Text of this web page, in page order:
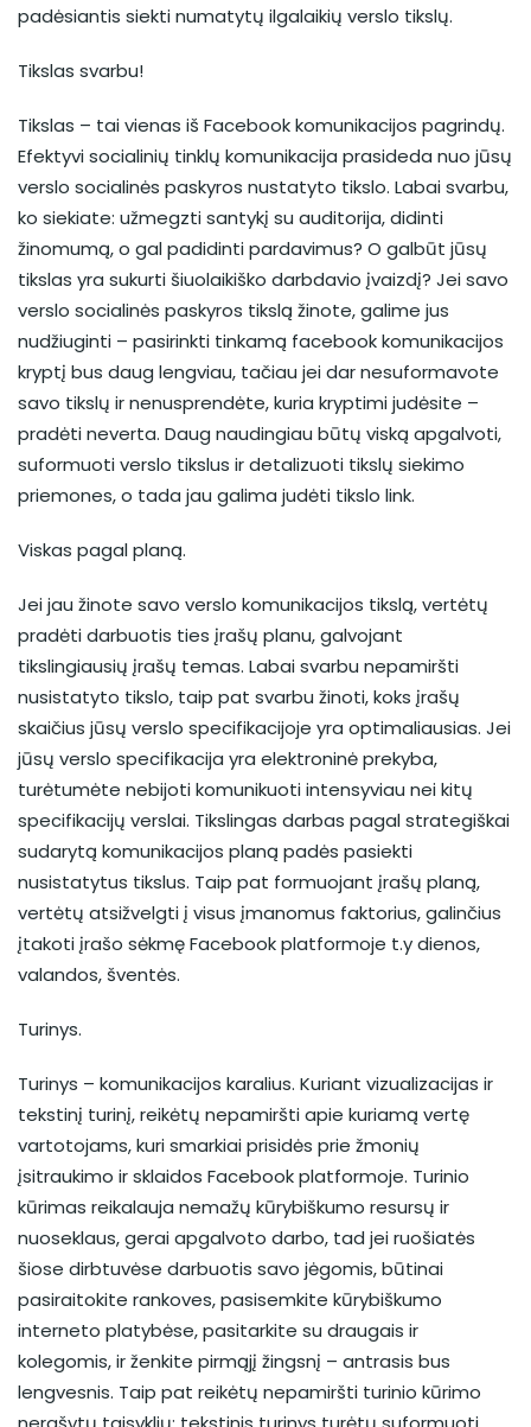
padėsiantis siekti numatytų ilgalaikių verslo tikslų.
Tikslas svarbu!
Tikslas – tai vienas iš Facebook komunikacijos pagrindų.
Efektyvi socialinių tinklų komunikacija prasideda nuo jūsų
verslo socialinės paskyros nustatyto tikslo. Labai svarbu,
ko siekiate: užmegzti santykį su auditorija, didinti
žinomumą, o gal padidinti pardavimus? O galbūt jūsų
tikslas yra sukurti šiuolaikiško darbdavio įvaizdį? Jei savo
verslo socialinės paskyros tikslą žinote, galime jus
nudžiuginti – pasirinkti tinkamą facebook komunikacijos
kryptį bus daug lengviau, tačiau jei dar nesuformavote
savo tikslų ir nenusprendėte, kuria kryptimi judėsite –
pradėti neverta. Daug naudingiau būtų viską apgalvoti,
suformuoti verslo tikslus ir detalizuoti tikslų siekimo
priemones, o tada jau galima judėti tikslo link.
Viskas pagal planą.
Jei jau žinote savo verslo komunikacijos tikslą, vertėtų
pradėti darbuotis ties įrašų planu, galvojant
tikslingiausių įrašų temas. Labai svarbu nepamiršti
nusistatyto tikslo, taip pat svarbu žinoti, koks įrašų
skaičius jūsų verslo specifikacijoje yra optimaliausias. Jei
jūsų verslo specifikacija yra elektroninė prekyba,
turėtumėte nebijoti komunikuoti intensyviau nei kitų
specifikacijų verslai. Tikslingas darbas pagal strategiškai
sudarytą komunikacijos planą padės pasiekti
nusistatytus tikslus. Taip pat formuojant įrašų planą,
vertėtų atsižvelgti į visus įmanomus faktorius, galinčius
įtakoti įrašo sėkmę Facebook platformoje t.y dienos,
valandos, šventės.
Turinys.
Turinys – komunikacijos karalius. Kuriant vizualizacijas ir
tekstinį turinį, reikėtų nepamiršti apie kuriamą vertę
vartotojams, kuri smarkiai prisidės prie žmonių
įsitraukimo ir sklaidos Facebook platformoje. Turinio
kūrimas reikalauja nemažų kūrybiškumo resursų ir
nuoseklaus, gerai apgalvoto darbo, tad jei ruošiatės
šiose dirbtuvėse darbuotis savo jėgomis, būtinai
pasiraitokite rankoves, pasisemkite kūrybiškumo
interneto platybėse, pasitarkite su draugais ir
kolegomis, ir ženkite pirmąjį žingsnį – antrasis bus
lengvesnis. Taip pat reikėtų nepamiršti turinio kūrimo